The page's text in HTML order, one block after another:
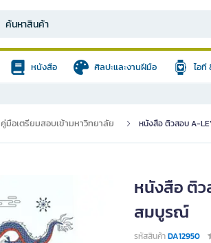
หนังสือ ศิลปะและงานฝีมือ ไอที
คู่มือเตรียมสอบเข้ามหาวิทยาลัย หนังสือ ติวสอบ A-
หนังสือ ติว
สมบูรณ์
รหัสสินค้าDA12950